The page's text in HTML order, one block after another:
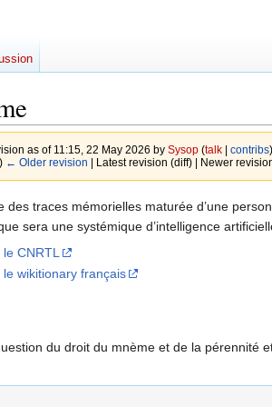
as of 11:15, 22 May 2026 by Sysop (talk| contribs)
← Older revision | Latest revision (diff) | Newer
des traces mémorielles maturée d’une
sera une systémique d’intelligence
CNRTL
le wikitionary français
du droit du mnème et de la pérennité